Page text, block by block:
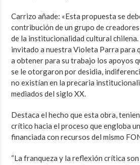
Carrizo añade: «Esta propuesta se
contribución de un grupo de
de la institucionalidad cultural chilena.
invitado a nuestra Violeta Parra para
a obtener para su trabajo los apoyos
se le otorgaron por desidia,
no existían en la precaria
mediados del siglo XX.
Destaca el hecho que esta obra,
crítico hacia el proceso que engloba un
financiada con recursos del mismo
“La franqueza y la reflexión crítica